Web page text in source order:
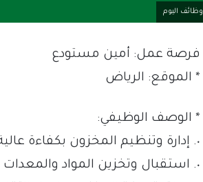
وظائف اليوم
فرصة عمل: أمين مستودع
* الموقع: الرياض
* الوصف الوظيفي:
٠. إدارة وتنظيم المخزون بكفاءة عالية.
٠. استقبال وتخزين المواد والمعدات بشكل منظم.